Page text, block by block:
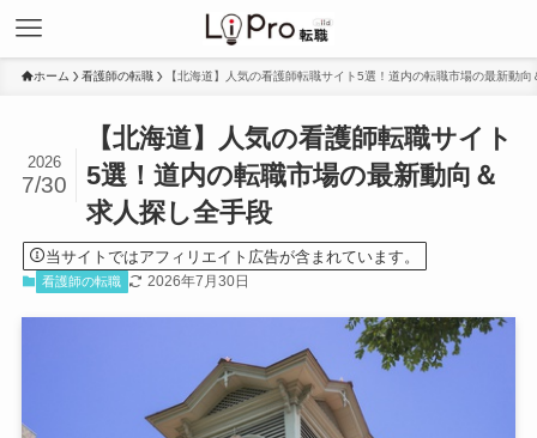
ホーム 看護師の転職 【北海道】人気の看護師転職サイト5選！道内の転職市場の最新動
【北海道】人気の看護師転職サイト
5選！道内の転職市場の最新動向＆
求人探し全手段
2026
7/30
当サイトではアフィリエイト広告が含まれています。
看護師の転職 2026年7月30日